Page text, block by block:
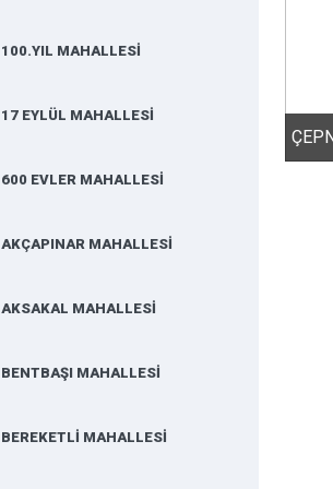
100.YIL MAHALLESİ
17 EYLÜL MAHALLESİ
600 EVLER MAHALLESİ
AKÇAPINAR MAHALLESİ
AKSAKAL MAHALLESİ
BENTBAŞI MAHALLESİ
BEREKETLİ MAHALLESİ